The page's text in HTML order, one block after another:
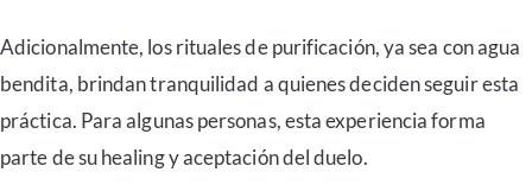
Adicionalmente, los rituales de purificación, ya sea con agua
bendita, brindan tranquilidad a quienes deciden seguir esta
práctica. Para algunas personas, esta experiencia forma
parte de su healing y aceptación del duelo.